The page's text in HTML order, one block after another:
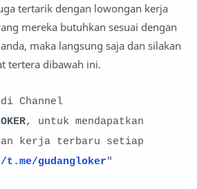
tertarik dengan lowongan kerja
mereka butuhkan sesuai dengan
maka langsung saja dan silakan
tertera dibawah ini.
Channel
, untuk mendapatkan
kerja terbaru setiap
gudangloker"